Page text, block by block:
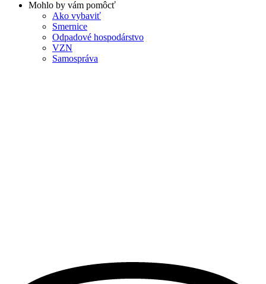
Mohlo by vám pomôcť
Ako vybaviť
Smernice
Odpadové hospodárstvo
VZN
Samospráva